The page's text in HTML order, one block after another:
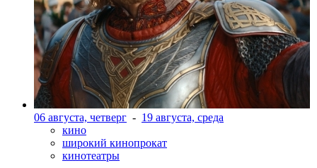
06 августа, четверг - 19 августа, среда
кино
широкий кинопрокат
кинотеатры